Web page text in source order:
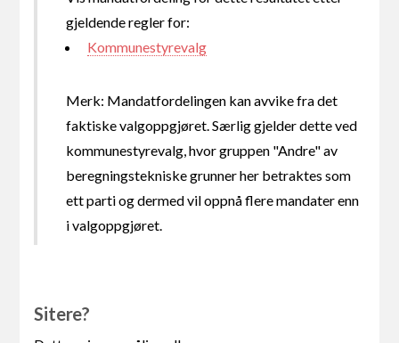
gjeldende regler for:
Kommunestyrevalg
Merk: Mandatfordelingen kan avvike fra det
faktiske valgoppgjøret. Særlig gjelder dette ved
kommunestyrevalg, hvor gruppen "Andre" av
beregningstekniske grunner her betraktes som
ett parti og dermed vil oppnå flere mandater enn
i valgoppgjøret.
Sitere?